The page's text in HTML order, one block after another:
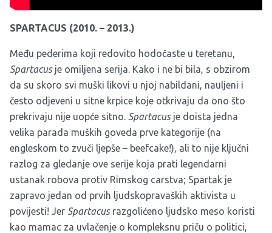
SPARTACUS (2010. – 2013.)
Među pederima koji redovito hodočaste u teretanu,
Spartacusje omiljena serija. Kako i ne bi bila, s obzirom
da su skoro svi muški likovi u njoj nabildani, nauljeni i
često odjeveni u sitne krpice koje otkrivaju da ono što
prekrivaju nije uopće sitno. Spartacusje doista jedna
velika parada muških goveda prve kategorije (na
engleskom to zvuči ljepše – beefcake!), ali to nije ključni
razlog za gledanje ove serije koja prati legendarni
ustanak robova protiv Rimskog carstva; Spartak je
zapravo jedan od prvih ljudskopravaških aktivista u
povijesti! Jer Spartacusrazgolićeno ljudsko meso koristi
kao mamac za uvlačenje o kompleksnu priču o politici,